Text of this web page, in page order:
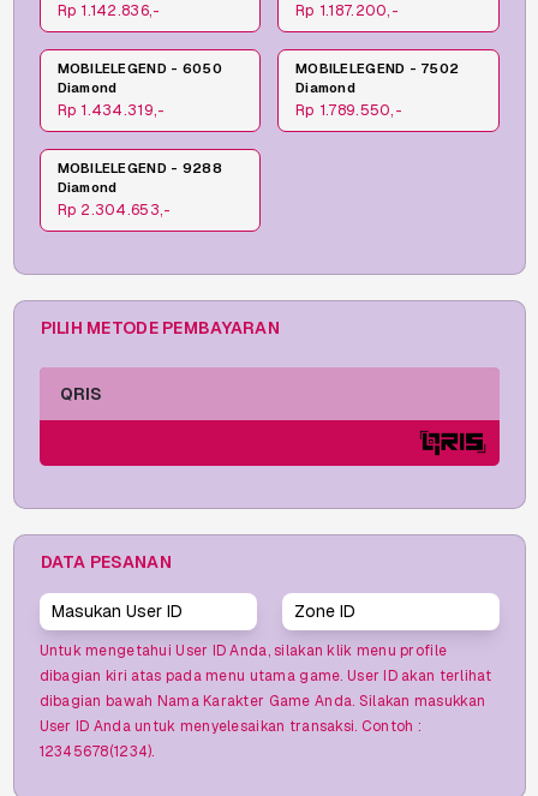
Rp 1.142.836,- Rp 1.187.200,-
MOBILELEGEND - 6050
Diamond
Rp 1.434.319,-
MOBILELEGEND - 7502
Diamond
Rp 1.789.550,-
MOBILELEGEND - 9288
Diamond
Rp 2.304.653,-
PILIH METODE PEMBAYARAN
QRIS
DATA PESANAN
Untuk mengetahui User ID Anda, silakan klik menu profile
dibagian kiri atas pada menu utama game. User ID akan terlihat
dibagian bawah Nama Karakter Game Anda. Silakan masukkan
User ID Anda untuk menyelesaikan transaksi. Contoh :
12345678(1234).